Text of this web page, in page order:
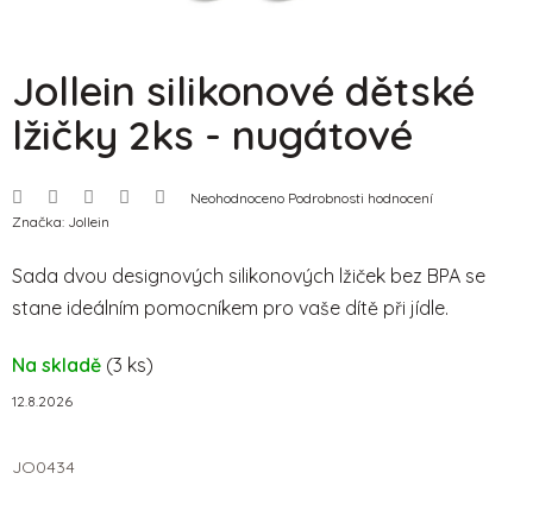
Jollein silikonové dětské
lžičky 2ks - nugátové
Průměrné
0,0
z
5
hvězdiček.
Neohodnoceno Podrobnosti hodnocení
Značka: Jollein
Sada dvou designových silikonových lžiček bez BPA se
stane ideálním pomocníkem pro vaše dítě při jídle.
Na skladě (3 ks)
12.8.2026
JO0434